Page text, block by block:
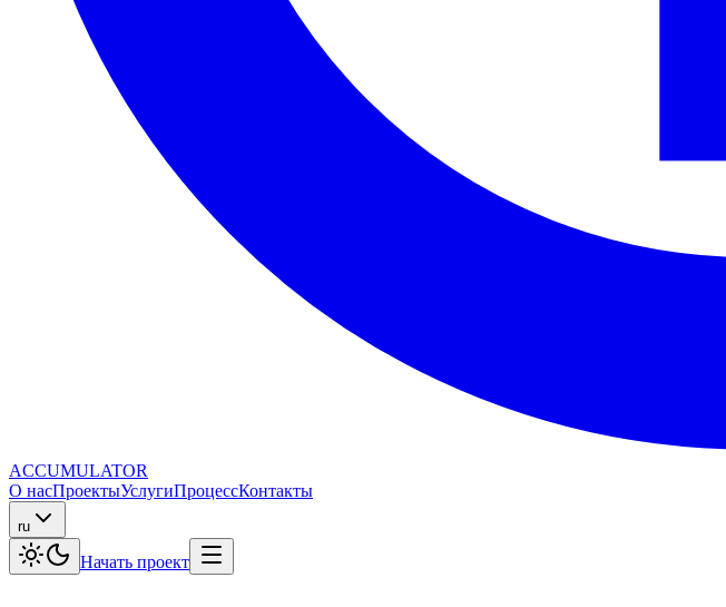
ACCUMULATOR
О насПроектыУслугиПроцессКонтакты
ru
Начать проект